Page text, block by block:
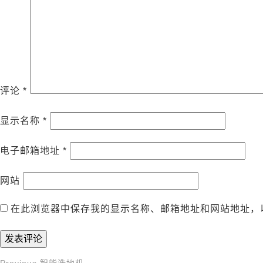
评论 *
显示名称 *
电子邮箱地址 *
网站
在此浏览器中保存我的显示名称、邮箱地址和网站地址，